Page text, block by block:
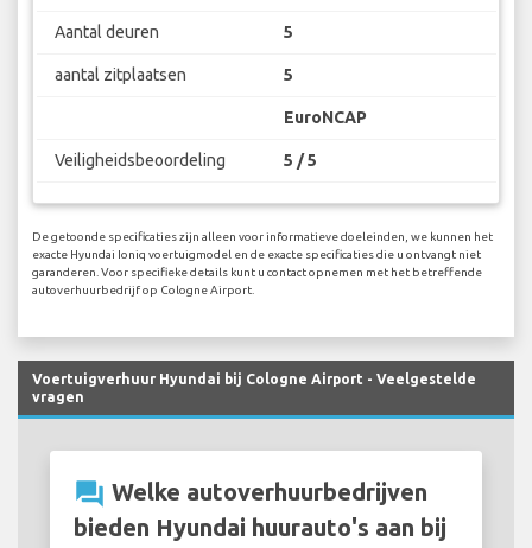
Aantal deuren 5
aantal zitplaatsen 5
EuroNCAP
Veiligheidsbeoordeling 5 / 5
De getoonde specificaties zijn alleen voor informatieve doeleinden, we kunnen het
exacte Hyundai Ioniq voertuigmodel en de exacte specificaties die u ontvangt niet
garanderen. Voor specifieke details kunt u contact opnemen met het betreffende
autoverhuurbedrijf op Cologne Airport.
Voertuigverhuur Hyundai bij Cologne Airport - Veelgestelde
vragen
question_answer Welke autoverhuurbedrijven
bieden Hyundai huurauto's aan bij